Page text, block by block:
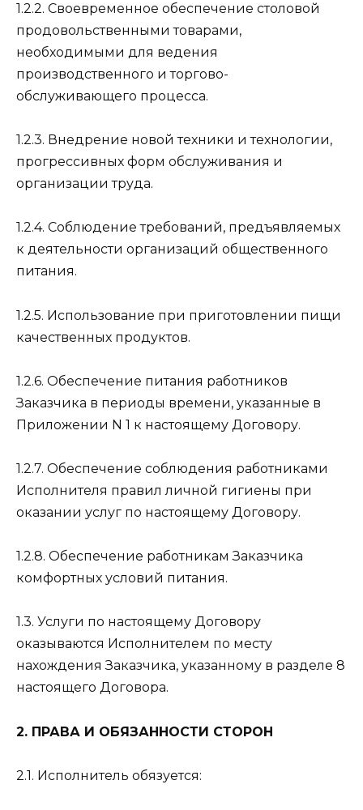
1.2.2. Своевременное обеспечение столовой
продовольственными товарами,
необходимыми для ведения
производственного и торгово-
обслуживающего процесса.
1.2.3. Внедрение новой техники и технологии,
прогрессивных форм обслуживания и
организации труда.
1.2.4. Соблюдение требований, предъявляемых
к деятельности организаций общественного
питания.
1.2.5. Использование при приготовлении пищи
качественных продуктов.
1.2.6. Обеспечение питания работников
Заказчика в периоды времени, указанные в
Приложении N 1 к настоящему Договору.
1.2.7. Обеспечение соблюдения работниками
Исполнителя правил личной гигиены при
оказании услуг по настоящему Договору.
1.2.8. Обеспечение работникам Заказчика
комфортных условий питания.
1.3. Услуги по настоящему Договору
оказываются Исполнителем по месту
нахождения Заказчика, указанному в разделе 8
настоящего Договора.
2. ПРАВА И ОБЯЗАННОСТИ СТОРОН
2.1. Исполнитель обязуется: